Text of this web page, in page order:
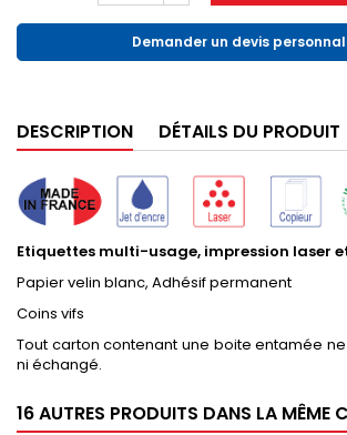
Demander un devis
DESCRIPTION DÉTAILS DU PRODUIT
Etiquettes multi-usage, impression laser
Papier velin blanc, Adhésif permanent
Coins vifs
Tout carton contenant une boite entamée
ni échangé.
16 AUTRES PRODUITS DANS LA MÊME